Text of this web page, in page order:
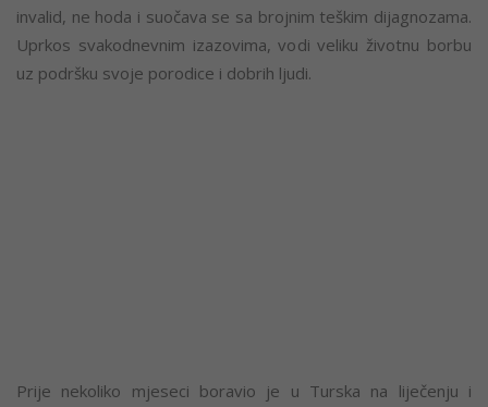
invalid, ne hoda i suočava se sa brojnim teškim dijagnozama.
Uprkos svakodnevnim izazovima, vodi veliku životnu borbu
uz podršku svoje porodice i dobrih ljudi.
Prije nekoliko mjeseci boravio je u Turska na liječenju i